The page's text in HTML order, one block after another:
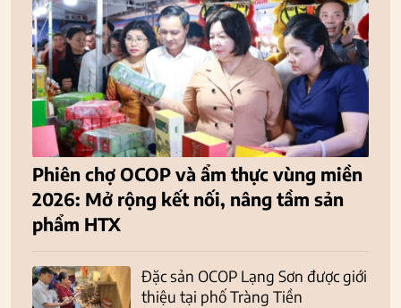
Phiên chợ OCOP và ẩm thực vùng miền
2026: Mở rộng kết nối, nâng tầm sản
phẩm HTX
Đặc sản OCOP Lạng Sơn được giới
thiệu tại phố Tràng Tiền